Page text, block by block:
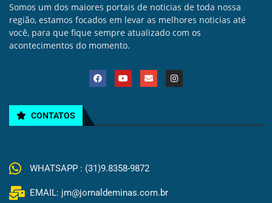
Somos um dos maiores portais de noticias de toda nossa
região, estamos focados em levar as melhores noticias até
você, para que fique sempre atualizado com os
acontecimentos do momento.
CONTATOS
WHATSAPP : (31)9.8358-9872
EMAIL: jm@jornaldeminas.com.br